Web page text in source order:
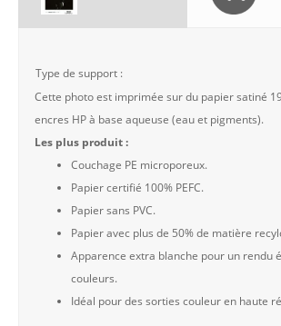
Type de support :
Cette photo est imprimée sur du papier satiné
encres HP à base aqueuse (eau et pigments).
Les plus produit :
Couchage PE microporeux.
Papier certifié 100% PEFC.
Papier sans PVC.
Papier avec plus de 50% de matière
Apparence extra blanche pour un rendu
couleurs.
Idéal pour des sorties couleur en haute